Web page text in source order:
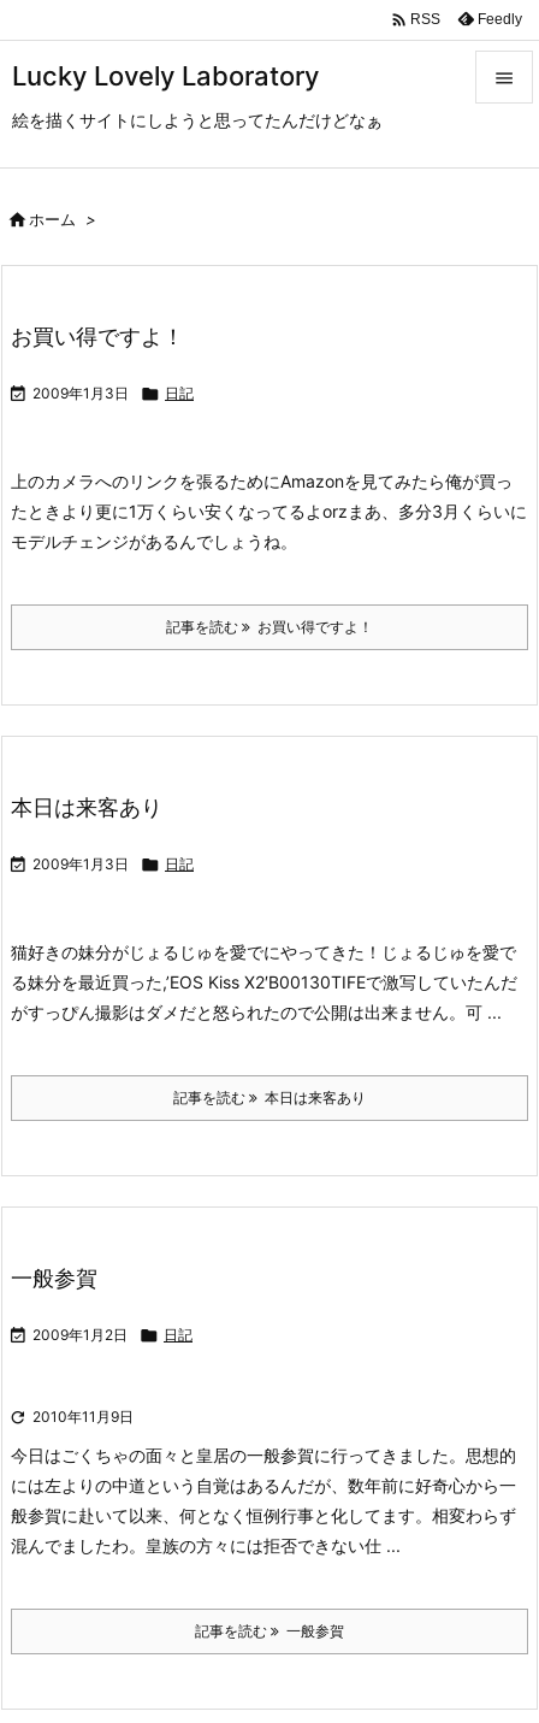
Lucky Lovely Laboratory
絵を描くサイトにしようと思ってたんだけどなぁ

 RSS Feedly
ホーム >
お買い得ですよ！
 2009年1月3日  日記
上のカメラへのリンクを張るためにAmazonを見てみたら俺が買っ
たときより更に1万くらい安くなってるよorz まあ、多分3月くらいに
モデルチェンジがあるんでしょうね。
記事を読む お買い得ですよ！
本日は来客あり
 2009年1月3日  日記
猫好きの妹分がじょるじゅを愛でにやってきた！ じょるじゅを愛で
る妹分を最近買った,’EOS Kiss X2′B00130TIFEで激写していたんだ
がすっぴん撮影はダメだと怒られたので公開は出来ません。可 ...
記事を読む 本日は来客あり
一般参賀
 2009年1月2日  日記
 2010年11月9日
今日はごくちゃの面々と皇居の一般参賀に行ってきました。思想的
には左よりの中道という自覚はあるんだが、数年前に好奇心から一
般参賀に赴いて以来、何となく恒例行事と化してます。相変わらず
混んでましたわ。 皇族の方々には拒否できない仕 ...
記事を読む 一般参賀